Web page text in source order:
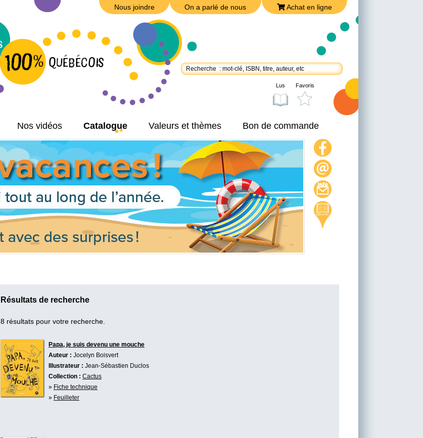
Nous joindre On a parlé de nous Achat en ligne
Nos vidéos Catalogue Valeurs et thèmes Bon de commande
On a parlé de nous
Achat en ligne
Nous joindre
Politique de confidentialité
Lus Favoris
Résultats de recherche
8 résultats pour votre recherche.
Papa, je suis devenu une mouche
Auteur : Jocelyn Boisvert
Illustrateur : Jean-Sébastien Duclos
Collection : Cactus
» Fiche technique
» Feuilleter